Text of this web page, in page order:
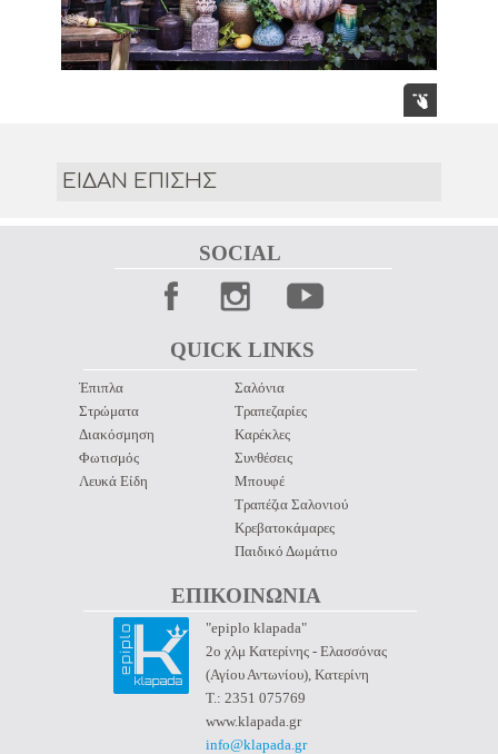
ΕΙΔΑΝ ΕΠΙΣΗΣ
QUICK LINKS
ΕΠΙΚΟΙΝΩΝΙΑ
SOCIAL
Έπιπλα
Στρώματα
Διακόσμηση
Φωτισμός
Λευκά Είδη
Σαλόνια
Τραπεζαρίες
Καρέκλες
Συνθέσεις
Μπουφέ
Τραπέζια Σαλονιού
Κρεβατοκάμαρες
Παιδικό Δωμάτιο
"epiplo klapada"
2ο χλμ Κατερίνης - Ελασσόνας
(Αγίου Αντωνίου), Κατερίνη
Τ.: 2351 075769
www.klapada.gr
info@klapada.gr